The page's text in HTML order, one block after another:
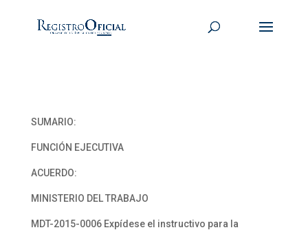
SUMARIO:
FUNCIÓN EJECUTIVA
ACUERDO:
MINISTERIO DEL TRABAJO
MDT-2015-0006 Expídese el instructivo para la